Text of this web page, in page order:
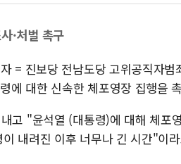
·처벌 촉구
= 진보당 전남도당 고위공직자
에 대한 신속한 체포영장 집행을
고 "윤석열 (대통령)에 대해 체
내려진 이후 너무나 긴 시간"이